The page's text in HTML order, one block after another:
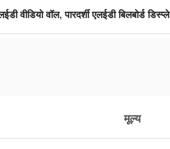
वीडियो वॉल,पारदर्शी एलईडी बिलबोर्ड डिस्प्ले
मूल्य